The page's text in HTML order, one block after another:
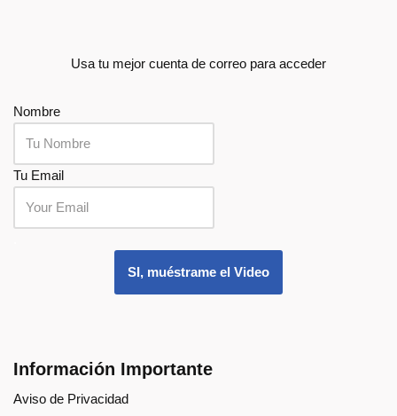
Usa tu mejor cuenta de correo para acceder
Nombre
Tu Email
SI, muéstrame el Video
Información Importante
Aviso de Privacidad